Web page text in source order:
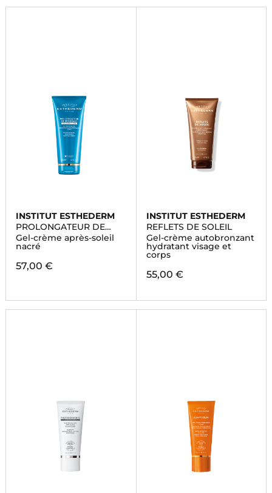
INSTITUT ESTHEDERM
PROLONGATEUR DE
BRONZAGE
Gel-crème après-soleil
nacré
57,00 €
INSTITUT ESTHEDERM
REFLETS DE SOLEIL
Gel-crème autobronzant
hydratant visage et
corps
55,00 €